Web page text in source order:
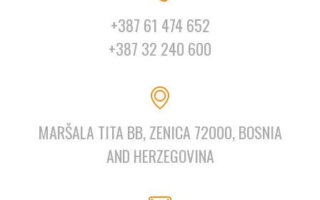
+387 61 474 652
+387 32 240 600
MARŠALA TITA BB, ZENICA 72000, BOSNIA
AND HERZEGOVINA